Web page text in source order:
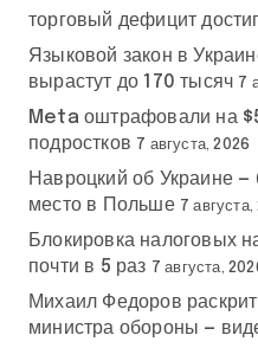
торговый дефицит
Языковой закон в
вырастут до 170 тысяч 7
Meta оштрафовали на
подростков 7 августа, 2026
Навроцкий об Украине
место в Польше 7
Блокировка налоговых
почти в 5 раз 7 августа,
Михаил Федоров
министра обороны —